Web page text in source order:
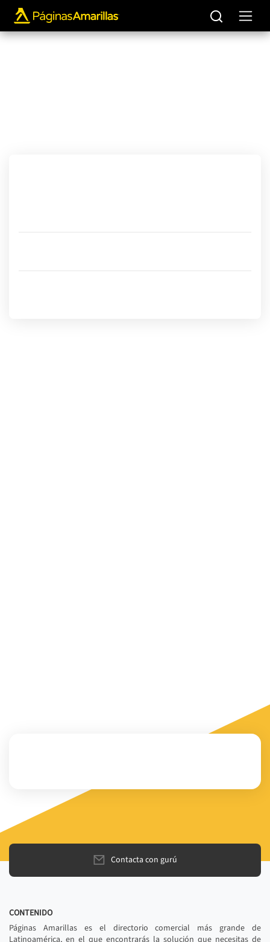
Contacta con gurú
CONTENIDO
Páginas Amarillas es el directorio comercial más grande de
Latinoamérica, en el que encontrarás la solución que necesitas de